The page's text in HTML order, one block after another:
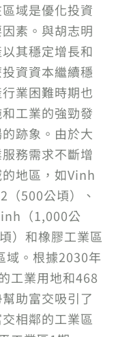
域是優化投資
素。與胡志明
其穩定增長和
資資本繼續穩
業困難時期也
工業的強勁發
跡象。由於大
務需求不斷增
地區，如Vinh
500公頃）、
（1,000公
）和橡膠工業區
域。根據2030年
工業用地和468
助富交吸引了
相鄰的工業區